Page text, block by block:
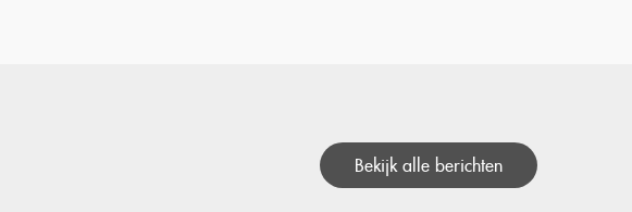
Bekijk alle berichten